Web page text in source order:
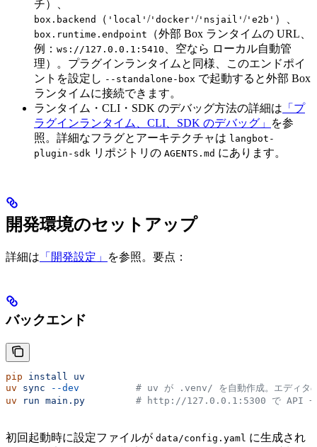
チ）、
box.backend （ 'local' / 'docker' / 'nsjail' / 'e2b' ）、
box.runtime.endpoint
（外部 Box ランタイムの URL、
例： ws://127.0.0.1:5410 、空なら ローカル自動管
理）。プラグインランタイムと同様、このエンドポイ
ントを設定し --standalone-box で起動すると外部 Box
ランタイムに接続できます。
ランタイム・CLI・SDK のデバッグ方法の詳細は 「プ
ラグインランタイム、CLI、SDK のデバッグ」
を参
照。詳細なフラグとアーキテクチャは langbot-
plugin-sdk リポジトリの AGENTS.md にあります。
開発環境のセットアップ
詳細は 「開発設定」 を参照。要点：
バックエンド
pip install uv
uv sync --dev
# uv が .venv/ を自動作成。エディタの
uv run main.py
# http://127.0.0.1:5300 で API +
初回起動時に設定ファイルが data/config.yaml に生成され